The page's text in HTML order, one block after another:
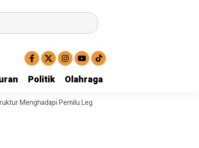
Politik Olahraga
Pemilu Legislatif